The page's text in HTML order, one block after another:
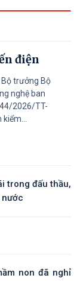
điện
trưởng Bộ
nghệ ban
2026/TT-
trong đấu thầu,
nước
non đã nghỉ